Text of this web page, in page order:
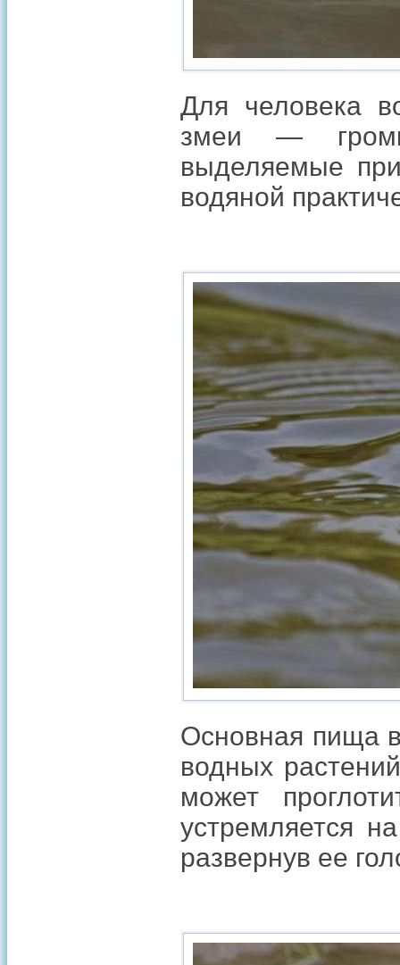
Для человека
змеи —
выделяемые
водяной
Основная пища
водных
может
устремляется
развернув ее